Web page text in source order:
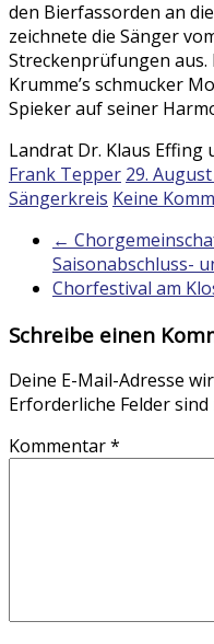
den Bierfassorden an
zeichnete die Sänger
Streckenprüfungen aus.
Krumme’s schmucker
Spieker auf seiner
Landrat Dr. Klaus
Frank Tepper 29.
Sängerkreis Keine
←
Saisonabschluss-
Chorfestival am
Schreibe einen
Deine E-Mail-Adresse
Erforderliche Felder
Kommentar*